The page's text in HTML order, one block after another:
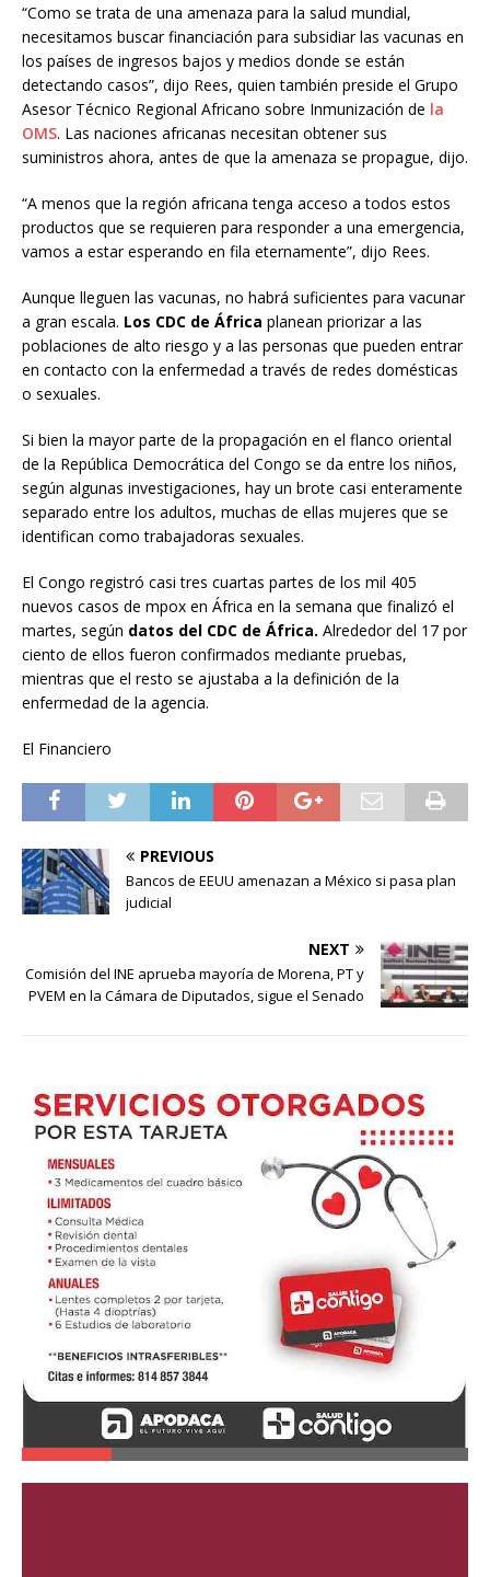
“Como se trata de una amenaza para la salud mundial,
necesitamos buscar financiación para subsidiar las vacunas en
los países de ingresos bajos y medios donde se están
detectando casos”, dijo Rees, quien también preside el Grupo
Asesor Técnico Regional Africano sobre Inmunización de la
OMS. Las naciones africanas necesitan obtener sus
suministros ahora, antes de que la amenaza se propague, dijo.
“A menos que la región africana tenga acceso a todos estos
productos que se requieren para responder a una emergencia,
vamos a estar esperando en fila eternamente”, dijo Rees.
Aunque lleguen las vacunas, no habrá suficientes para vacunar
a gran escala. Los CDC de África planean priorizar a las
poblaciones de alto riesgo y a las personas que pueden entrar
en contacto con la enfermedad a través de redes domésticas
o sexuales.
Si bien la mayor parte de la propagación en el flanco oriental
de la República Democrática del Congo se da entre los niños,
según algunas investigaciones, hay un brote casi enteramente
separado entre los adultos, muchas de ellas mujeres que se
identifican como trabajadoras sexuales.
El Congo registró casi tres cuartas partes de los mil 405
nuevos casos de mpox en África en la semana que finalizó el
martes, según datos del CDC de África. Alrededor del 17 por
ciento de ellos fueron confirmados mediante pruebas,
mientras que el resto se ajustaba a la definición de la
enfermedad de la agencia.
El Financiero
PREVIOUS
Bancos de EEUU amenazan a México si pasa plan
judicial
NEXT
Comisión del INE aprueba mayoría de Morena, PT y
PVEM en la Cámara de Diputados, sigue el Senado